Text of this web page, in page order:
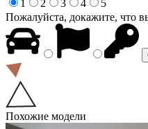
1
2 3 4
5
Пожалуйста, докажите, что
Похожие модели